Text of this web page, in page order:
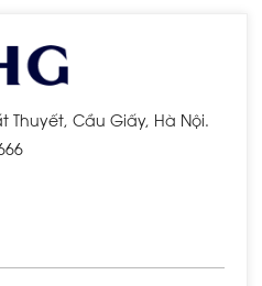
Thuyết, Cầu Giấy, Hà Nội.